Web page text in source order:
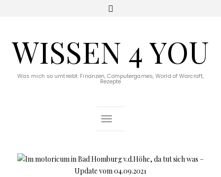
WISSEN 4 YOU
Was mich so umtreibt: Finanzen, Computergames, World of Warcraft,
Rezepte
Toggle Navigation